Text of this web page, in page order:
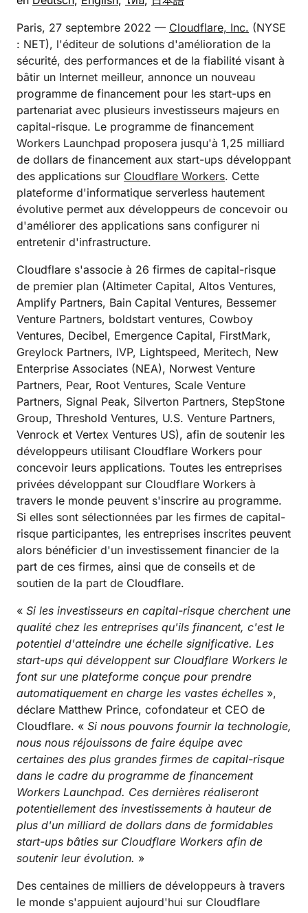
Paris, 27 septembre 2022 — Cloudflare, Inc. (NYSE
: NET), l'éditeur de solutions d'amélioration de la
sécurité, des performances et de la fiabilité visant à
bâtir un Internet meilleur, annonce un nouveau
programme de financement pour les start-ups en
partenariat avec plusieurs investisseurs majeurs en
capital-risque. Le programme de financement
Workers Launchpad proposera jusqu'à 1,25 milliard
de dollars de financement aux start-ups développant
des applications sur Cloudflare Workers. Cette
plateforme d'informatique serverless hautement
évolutive permet aux développeurs de concevoir ou
d'améliorer des applications sans configurer ni
entretenir d'infrastructure.
Cloudflare s'associe à 26 firmes de capital-risque
de premier plan (Altimeter Capital, Altos Ventures,
Amplify Partners, Bain Capital Ventures, Bessemer
Venture Partners, boldstart ventures, Cowboy
Ventures, Decibel, Emergence Capital, FirstMark,
Greylock Partners, IVP, Lightspeed, Meritech, New
Enterprise Associates (NEA), Norwest Venture
Partners, Pear, Root Ventures, Scale Venture
Partners, Signal Peak, Silverton Partners, StepStone
Group, Threshold Ventures, U.S. Venture Partners,
Venrock et Vertex Ventures US), afin de soutenir les
développeurs utilisant Cloudflare Workers pour
concevoir leurs applications. Toutes les entreprises
privées développant sur Cloudflare Workers à
travers le monde peuvent s'inscrire au programme.
Si elles sont sélectionnées par les firmes de capital-
risque participantes, les entreprises inscrites peuvent
alors bénéficier d'un investissement financier de la
part de ces firmes, ainsi que de conseils et de
soutien de la part de Cloudflare.
« Si les investisseurs en capital-risque cherchent une
qualité chez les entreprises qu'ils financent, c'est le
potentiel d'atteindre une échelle significative. Les
start-ups qui développent sur Cloudflare Workers le
font sur une plateforme conçue pour prendre
automatiquement en charge les vastes échelles »,
déclare Matthew Prince, cofondateur et CEO de
Cloudflare. « Si nous pouvons fournir la technologie,
nous nous réjouissons de faire équipe avec
certaines des plus grandes firmes de capital-risque
dans le cadre du programme de financement
Workers Launchpad. Ces dernières réaliseront
potentiellement des investissements à hauteur de
plus d'un milliard de dollars dans de formidables
start-ups bâties sur Cloudflare Workers afin de
soutenir leur évolution. »
Des centaines de milliers de développeurs à travers
le monde s'appuient aujourd'hui sur Cloudflare